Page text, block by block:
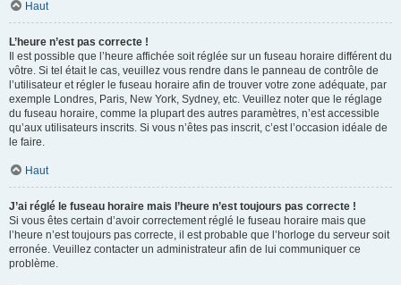
Haut
L’heure n’est pas correcte !
Il est possible que l’heure affichée soit réglée sur un fuseau horaire différent du
vôtre. Si tel était le cas, veuillez vous rendre dans le panneau de contrôle de
l’utilisateur et régler le fuseau horaire afin de trouver votre zone adéquate, par
exemple Londres, Paris, New York, Sydney, etc. Veuillez noter que le réglage
du fuseau horaire, comme la plupart des autres paramètres, n’est accessible
qu’aux utilisateurs inscrits. Si vous n’êtes pas inscrit, c’est l’occasion idéale de
le faire.
Haut
J’ai réglé le fuseau horaire mais l’heure n’est toujours pas correcte !
Si vous êtes certain d’avoir correctement réglé le fuseau horaire mais que
l’heure n’est toujours pas correcte, il est probable que l’horloge du serveur soit
erronée. Veuillez contacter un administrateur afin de lui communiquer ce
problème.